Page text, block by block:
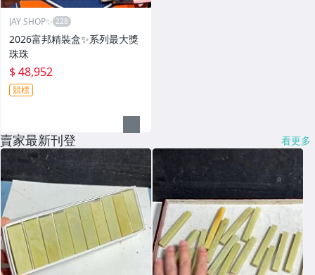
JAY SHOP✨
2026富邦精裝盒✨系列最大獎
珠珠
$ 48,952
競標
賣家最新刊登 看更多